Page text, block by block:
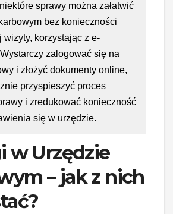
sprawy można załatwić
bez konieczności
wizyty, korzystając z e-
zalogować się na
i złożyć dokumenty online,
przyspieszyć proces
i zredukować konieczność
się w urzędzie.
w Urzędzie
– jak z nich